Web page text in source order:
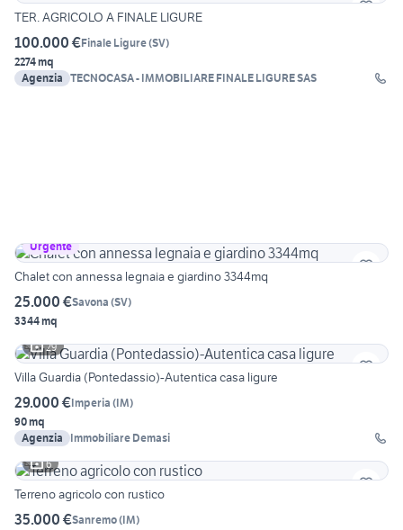
TER. AGRICOLO A FINALE LIGURE
100.000 €Finale Ligure(SV)
2274 mq
Agenzia TECNOCASA - IMMOBILIARE FINALE LIGURE SAS
Urgente
Chalet con annessa legnaia e giardino 3344mq
25.000 €Savona (SV)
3344 mq
29
Villa Guardia (Pontedassio)-Autentica casa ligure
29.000 €Imperia (IM)
90 mq
Agenzia
Immobiliare Demasi
6
Terreno agricolo con rustico
35.000 €Sanremo(IM)